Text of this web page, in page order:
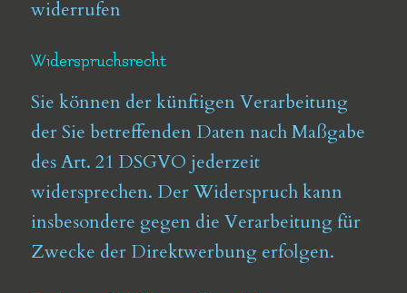
widerrufen
Widerspruchsrecht
Sie können der künftigen Verarbeitung
der Sie betreffenden Daten nach Maßgabe
des Art. 21 DSGVO jederzeit
widersprechen. Der Widerspruch kann
insbesondere gegen die Verarbeitung für
Zwecke der Direktwerbung erfolgen.